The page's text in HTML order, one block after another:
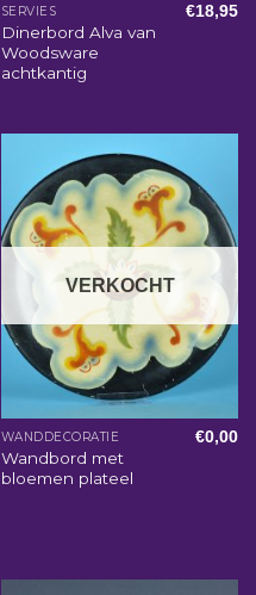
SERVIES
Dinerbord Alva van
Woodsware
achtkantig
€18,95
VERKOCHT
WANDDECORATIE
Wandbord met
bloemen plateel
€0,00